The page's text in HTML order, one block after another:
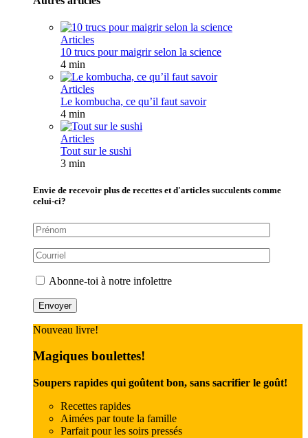
Articles
10 trucs pour maigrir selon la science
4 min
Articles
Le kombucha, ce qu’il faut savoir
4 min
Articles
Tout sur le sushi
3 min
Envie de recevoir plus de recettes et d'articles succulents comme
celui-ci?
Abonne-toi à notre infolettre
Nouveau livre!
Magiques boulettes!
Soupers rapides qui goûtent bon, sans sacrifier le goût!
Recettes rapides
Aimées par toute la famille
Parfait pour les soirs pressés